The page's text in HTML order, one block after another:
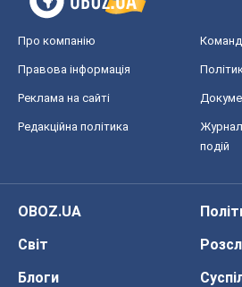
Про компанію
Правова інформація
Реклама на сайті
Редакційна політика
подій
OBOZ.UA
Світ
Блоги